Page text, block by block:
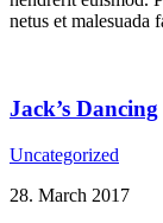
netus et malesuada
Jack’s Dancing
Uncategorized
28. March 2017